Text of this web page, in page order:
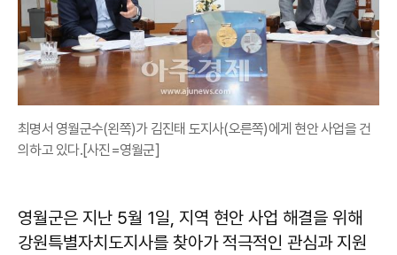
최명서 영월군수(왼쪽)가 김진태 도지사(오른쪽)에게 현안 사업을 건
의하고 있다.[사진=영월군]
영월군은 지난 5월 1일, 지역 현안 사업 해결을 위해
강원특별자치도지사를 찾아가 적극적인 관심과 지원